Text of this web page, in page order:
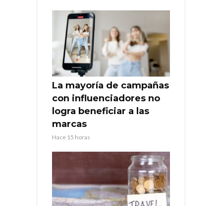
La mayoría de campañas
con influenciadores no
logra beneficiar a las
marcas
Hace 15 horas